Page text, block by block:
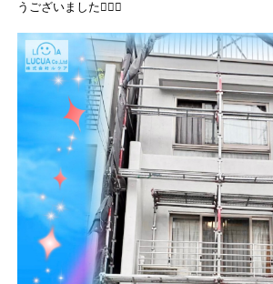
うございました👩‍❤️‍👨